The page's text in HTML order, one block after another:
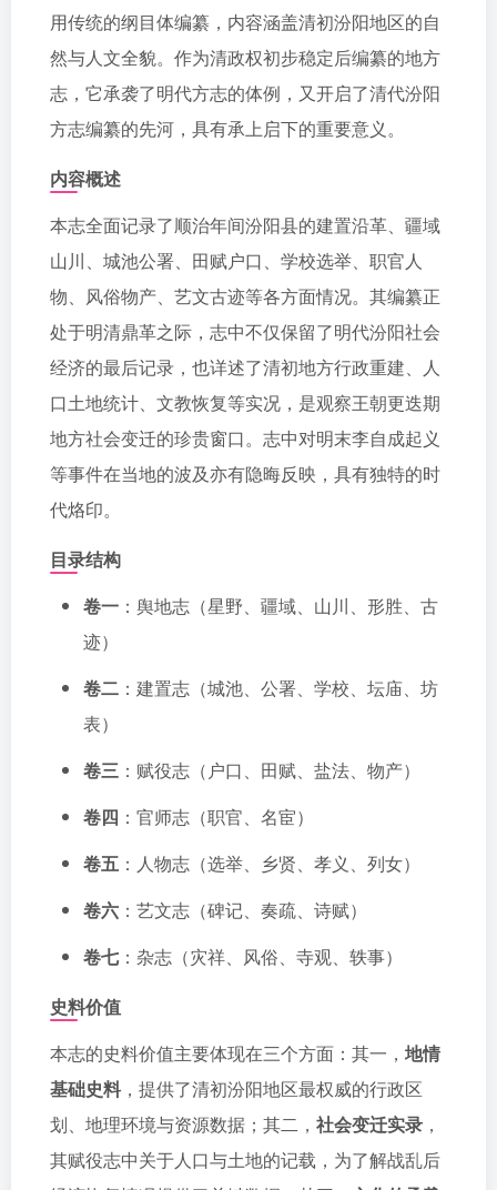
用传统的纲目体编纂，内容涵盖清初汾阳地区的自
然与人文全貌。作为清政权初步稳定后编纂的地方
志，它承袭了明代方志的体例，又开启了清代汾阳
方志编纂的先河，具有承上启下的重要意义。
内容概述
本志全面记录了顺治年间汾阳县的建置沿革、疆域
山川、城池公署、田赋户口、学校选举、职官人
物、风俗物产、艺文古迹等各方面情况。其编纂正
处于明清鼎革之际，志中不仅保留了明代汾阳社会
经济的最后记录，也详述了清初地方行政重建、人
口土地统计、文教恢复等实况，是观察王朝更迭期
地方社会变迁的珍贵窗口。志中对明末李自成起义
等事件在当地的波及亦有隐晦反映，具有独特的时
代烙印。
目录结构
卷一 ：舆地志（星野、疆域、山川、形胜、古
迹）
卷二 ：建置志（城池、公署、学校、坛庙、坊
表）
卷三 ：赋役志（户口、田赋、盐法、物产）
卷四 ：官师志（职官、名宦）
卷五 ：人物志（选举、乡贤、孝义、列女）
卷六 ：艺文志（碑记、奏疏、诗赋）
卷七：杂志（灾祥、风俗、寺观、轶事）
史料价值
本志的史料价值主要体现在三个方面：其一， 地情
基础史料，提供了清初汾阳地区最权威的行政区
划、地理环境与资源数据；其二， 社会变迁实录 ，
其赋役志中关于人口与土地的记载，为了解战乱后